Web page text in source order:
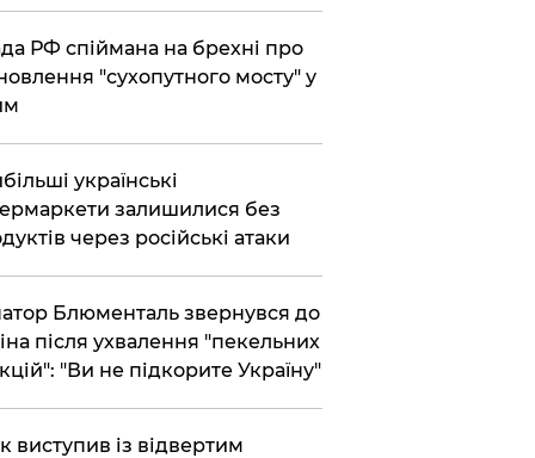
РФ спіймана на брехні про
"сухопутного мосту" у
українські
залишилися без
через російські атаки
Блюменталь звернувся до
після ухвалення "пекельних
"Ви не підкорите Україну"
виступив із відвертим